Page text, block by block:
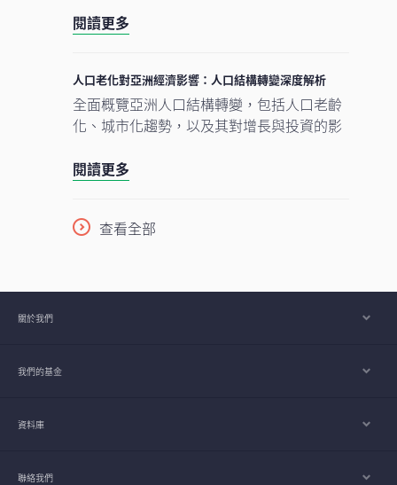
閱讀更多
人口老化對亞洲經濟影響：人口結構轉變深度解析
全面概覽亞洲人口結構轉變，包括人口老齡
化、城市化趨勢，以及其對增長與投資的影
閱讀更多
查看全部
關於我們
我們的基金
資料庫
聯絡我們